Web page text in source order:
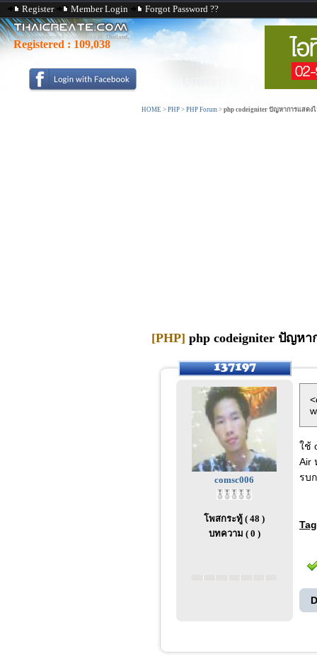
Register Member Login Forgot Password ??
Registered : 109,038
HOME > PHP > PHP Forum > php codeigniter ปัญหาการแสดง
[PHP] php codeigniter ปัญห
comsc006
โพสกระทู้ ( 48 )
บทความ ( 0 )
ใช้
Air
รบ
Tag